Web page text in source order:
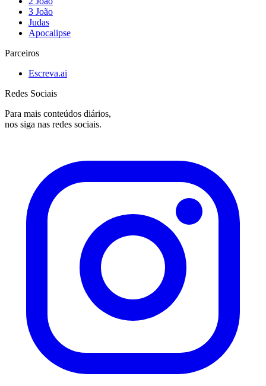
3 João
Judas
Apocalipse
Parceiros
Escreva.ai
Redes Sociais
Para mais conteúdos diários,
nos siga nas redes sociais.